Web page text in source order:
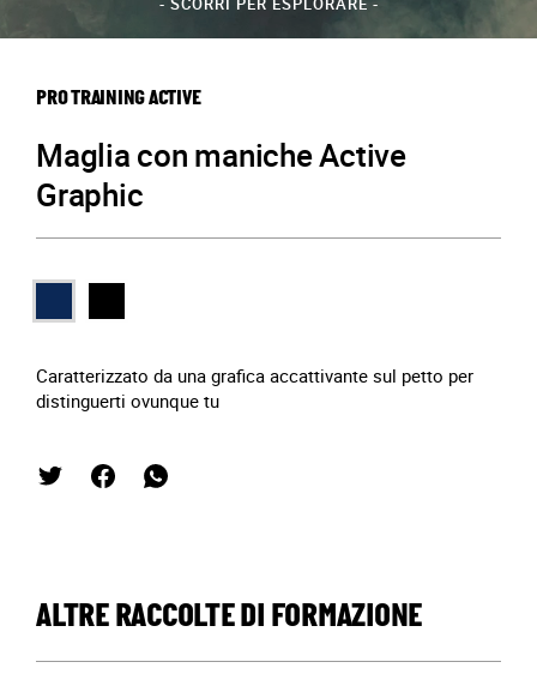
PRO TRAINING ACTIVE
Maglia con maniche Active
Graphic
Caratterizzato da una grafica accattivante sul petto per
distinguerti ovunque tu
ALTRE RACCOLTE DI FORMAZIONE